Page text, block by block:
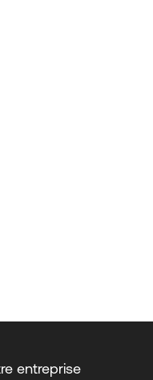
entreprise